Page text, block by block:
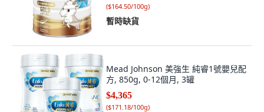
($164.50/100g)
暫時缺貨
Mead Johnson 美強生 純睿1號嬰兒配
方, 850g, 0-12個月, 3罐
$4,365
($171.18/100g)